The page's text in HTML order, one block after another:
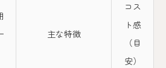
主な特徴
コス
ト感
（目
安）